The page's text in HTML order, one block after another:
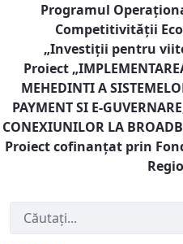
Programul
Competitivităţii
„Investiţii pentru
Proiect „
MEHEDINTI A
PAYMENT SI E-
CONEXIUNILOR LA
Proiect cofinanţat prin